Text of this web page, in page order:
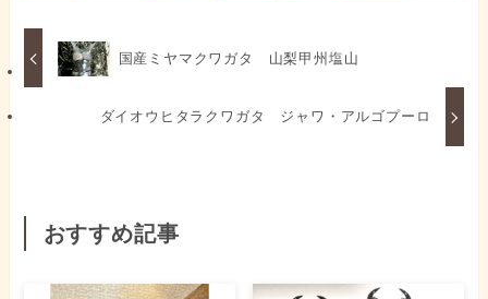
国産ミヤマクワガタ 山梨甲州塩山
ダイオウヒタラクワガタ ジャワ・アルゴプーロ
おすすめ記事